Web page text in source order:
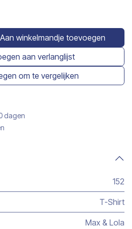
Aan winkelmandje toevoegen
om te vergelijken
aan verlanglijst
dagen
152
T-Shirt
Max & Lola